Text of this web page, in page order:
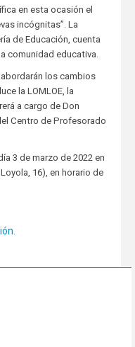
en esta ocasión el
incógnitas”. La
de Educación, cuenta
comunidad educativa.
los cambios
la LOMLOE, la
a cargo de Don
Centro de Profesorado
3 de marzo de 2022 en
16), en horario de